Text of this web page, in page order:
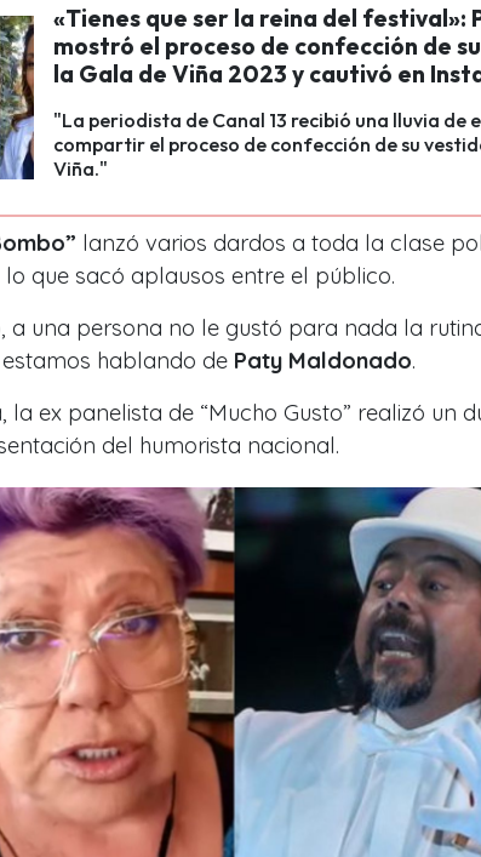
«Tienes que ser la reina del festival»:
mostró el proceso de confección de
la Gala de Viña 2023 y cautivó en
"La periodista de Canal 13 recibió una lluvia de
compartir el proceso de confección de su
Viña."
lanzó varios dardos a toda la clase
, lo que sacó aplausos entre el público.
a una persona no le gustó para nada la
hablando de Paty Maldonado.
la ex panelista de “Mucho Gusto” realizó un
del humorista nacional.